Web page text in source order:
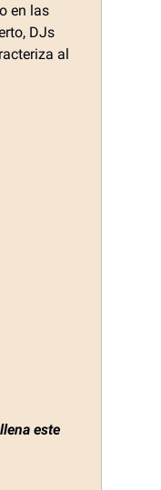
en las
DJs
al
este